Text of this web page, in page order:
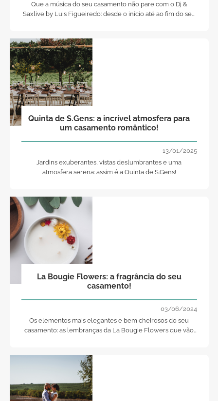
Que a música do seu casamento não pare com o Dj &
Saxlive by Luis Figueiredo: desde o início até ao fim do seu
Quinta de S.Gens: a incrível atmosfera para
um casamento romântico!
13/01/2025
Jardins exuberantes, vistas deslumbrantes e uma
atmosfera serena: assim é a Quinta de S.Gens!
La Bougie Flowers: a fragrância do seu
casamento!
03/06/2024
Os elementos mais elegantes e bem cheirosos do seu
casamento: as lembranças da La Bougie Flowers que vão